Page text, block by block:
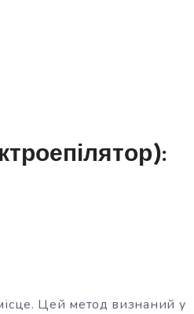
Цей метод визнаний у